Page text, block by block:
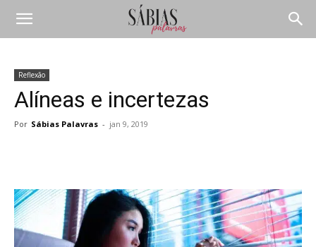
Reflexão
Alíneas e incertezas
Por Sábias Palavras - jan 9, 2019